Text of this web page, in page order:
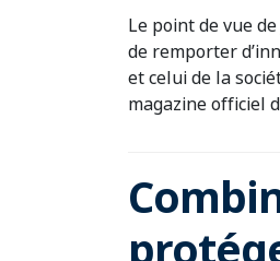
Le point de vue
de remporter
et celui de la
magazine officiel